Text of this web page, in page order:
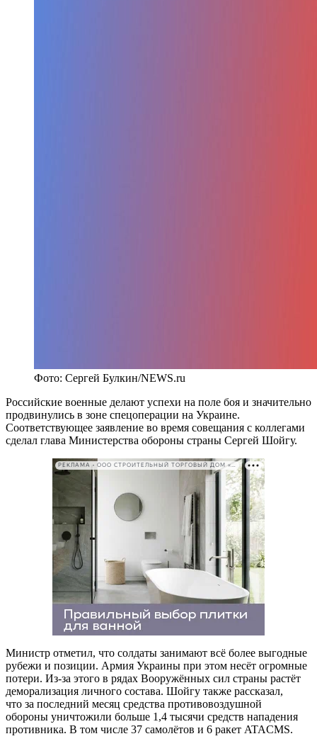
Фото: Сергей Булкин/NEWS.ru
Российские военные делают успехи на поле боя и значительно
продвинулись в зоне спецоперации на Украине.
Соответствующее заявление во время совещания с коллегами
сделал глава Министерства обороны страны Сергей Шойгу.
РЕКЛАМА • ООО СТРОИТЕЛЬНЫЙ ТОРГОВЫЙ ДОМ «ПЕТРОВИЧ». ИНН: 7802348846
Министр отметил, что солдаты занимают всё более выгодные
рубежи и позиции. Армия Украины при этом несёт огромные
потери. Из-за этого в рядах Вооружённых сил страны растёт
деморализация личного состава. Шойгу также рассказал,
что за последний месяц средства противовоздушной
обороны уничтожили больше 1,4 тысячи средств нападения
противника. В том числе 37 самолётов и 6 ракет ATACMS.